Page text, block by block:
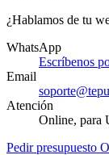
¿Hablamos de tu
WhatsApp
Escríbenos
Email
Atención
Online, para
Pedir presupuesto